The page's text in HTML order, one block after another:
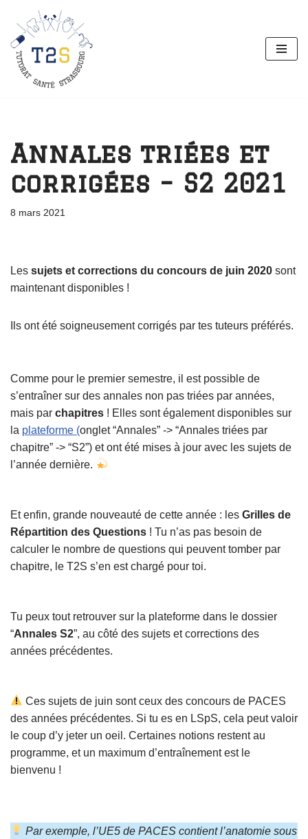
Aller
au
contenu
Annales triées et
corrigées – S2 2021
8 mars 2021
Les sujets et corrections du concours de juin 2020 sont
maintenant disponibles !
Ils ont été soigneusement corrigés par tes tuteurs préférés.
Comme pour le premier semestre, il est possible de
s’entraîner sur des annales non pas triées par années,
mais par chapitres ! Elles sont également disponibles sur
la plateforme (onglet “Annales” -> “Annales triées par
chapitre” -> “S2”) et ont été mises à jour avec les sujets de
l’année dernière.
Et enfin, grande nouveauté de cette année : les Grilles de
Répartition des Questions ! Tu n’as pas besoin de
calculer le nombre de questions qui peuvent tomber par
chapitre, le T2S s’en est chargé pour toi.
Tu peux tout retrouver sur la plateforme dans le dossier
“Annales S2”, au côté des sujets et corrections des
années précédentes.
Ces sujets de juin sont ceux des concours de PACES
des années précédentes. Si tu es en LSpS, cela peut valoir
le coup d’y jeter un oeil. Certaines notions restent au
programme, et un maximum d’entraînement est le
bienvenu !
Par exemple, l’UE5 de PACES contient l’anatomie sous